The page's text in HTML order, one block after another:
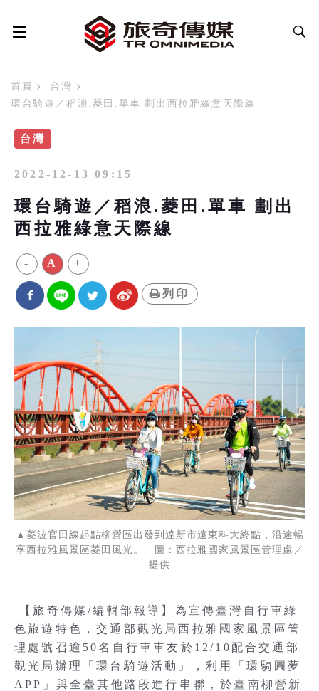
首頁
台灣
環台騎遊／稻浪.菱田.單車 劃出西拉雅綠意天際線
台灣
2022-12-13 09:15
環台騎遊／稻浪.菱田.單車 劃出
西拉雅綠意天際線
- A +
列印
▲菱波官田線起點柳營區出發到達新市遠東科大終點，沿途暢
享西拉雅風景區菱田風光。 圖：西拉雅國家風景區管理處／
提供
【旅奇傳媒/編輯部報導】為宣傳臺灣自行車綠
色旅遊特色，交通部觀光局西拉雅國家風景區管
理處號召逾50名自行車車友於12/10配合交通部
觀光局辦理「環台騎遊活動」，利用「環騎圓夢
APP」與全臺其他路段進行串聯，於臺南柳營新